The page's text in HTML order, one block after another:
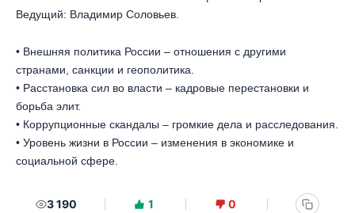
Ведущий: Владимир Соловьев.
• Внешняя политика России – отношения с другими
странами, санкции и геополитика.
• Расстановка сил во власти – кадровые перестановки и
борьба элит.
• Коррупционные скандалы – громкие дела и расследования.
• Уровень жизни в России – изменения в экономике и
социальной сфере.
3 190 1 0